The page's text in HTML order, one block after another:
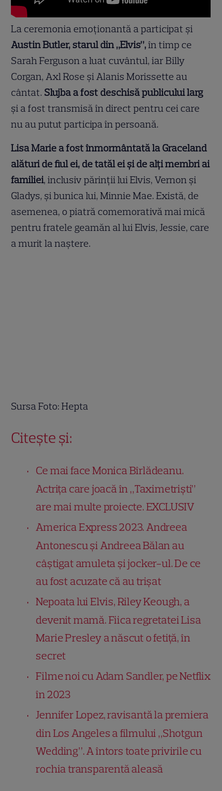
La ceremonia emoționantă a participat și
Austin Butler, starul din „Elvis”,în timp ce
Sarah Ferguson a luat cuvântul, iar Billy
Corgan, Axl Rose și Alanis Morissette au
cântat. Slujba a fost deschisă publicului larg
și a fost transmisă în direct pentru cei care
nu au putut participa în persoană.
Lisa Marie a fost înmormântată la Graceland
alături de fiul ei, de tatăl ei și de alți membri ai
familiei, inclusiv părinții lui Elvis, Vernon și
Gladys, și bunica lui, Minnie Mae. Există, de
asemenea, o piatră comemorativă mai mică
pentru fratele geamăn al lui Elvis, Jessie, care
a murit la naștere.
Sursa Foto: Hepta
Citește și:
Ce mai face Monica Bîrlădeanu.
Actrița care joacă în „Taximetriști”
are mai multe proiecte. EXCLUSIV
America Express 2023. Andreea
Antonescu și Andreea Bălan au
câștigat amuleta și jocker-ul. De ce
au fost acuzate că au trișat
Nepoata lui Elvis, Riley Keough, a
devenit mamă. Fiica regretatei Lisa
Marie Presley a născut o fetiță, în
secret
Filme noi cu Adam Sandler, pe Netflix
în 2023
Jennifer Lopez, ravisantă la premiera
din Los Angeles a filmului „Shotgun
Wedding”. A întors toate privirile cu
rochia transparentă aleasă